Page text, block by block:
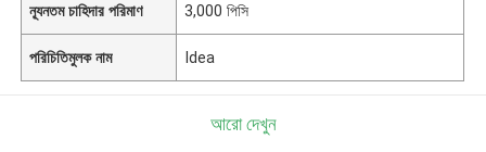
ন্যূনতম চাহিদার পরিমাণ 3,000 পিসি
পরিচিতিমুলক নাম Idea
আরো দেখুন